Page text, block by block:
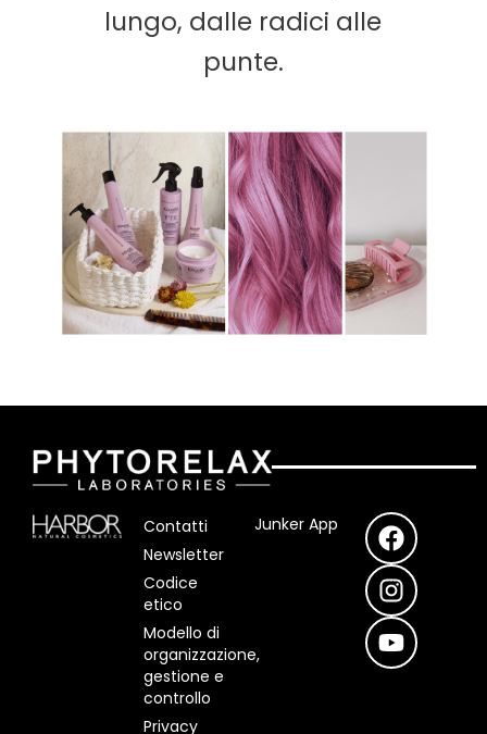
lungo, dalle radici alle
punte.
Contatti
Newsletter
Codice
etico
Modello di
organizzazione,
gestione e
controllo
Privacy
Junker App F
a
c
e
b
o
o
I
n
s
t
a
g
r
Y
o
u
t
u
b
e